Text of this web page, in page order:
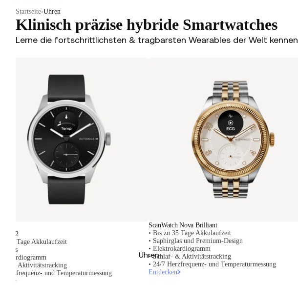
Uhren
Startseite Uhren
Klinisch präzise hybride Smartwatches
Lerne die fortschrittlichsten & tragbarsten Wearables der Welt kennen
2
35 Tage Akkulaufzeit
& Aktivitätstracking
Herzfrequenz- und Temperaturmessung
ScanWatch Nova Brilliant
• Bis zu 35 Tage Akkulaufzeit
• Saphirglas und Premium-Design
• Elektrokardiogramm
• Schlaf- & Aktivitätstracking
• 24/7 Herzfrequenz- und Temperaturmessung
Entdecken